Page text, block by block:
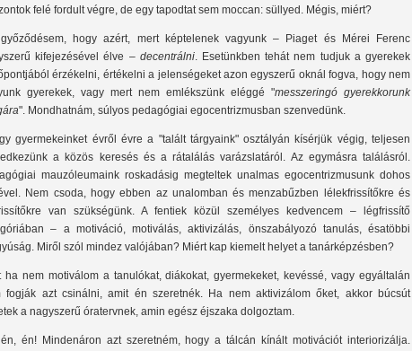
felé fordult végre, de egy tapodtat sem moccan: süllyed. Mégis, miért?
hogy azért, mert képtelenek vagyunk – Piaget és Mérei Ferenc
kifejezésével élve – decentrálni. Esetünkben tehát nem tudjuk a gyerekek
érzékelni, értékelni a jelenségeket azon egyszerű oknál fogva, hogy nem
gyerekek, vagy mert nem emlékszünk eléggé "messzeringó gyerekkorunk
". Mondhatnám, súlyos pedagógiai egocentrizmusban szenvedünk.
gyermekeinket évről évre a "talált tárgyaink" osztályán kísérjük végig, teljesen
a közös keresés és a rátalálás varázslatáról. Az egymásra találásról.
mauzóleumaink roskadásig megteltek unalmas egocentrizmusunk dohos
Nem csoda, hogy ebben az unalomban és menzabűzben lélekfrissítőkre és
van szükségünk. A fentiek közül személyes kedvencem – légfrissítő
– a motiváció, motiválás, aktivizálás, önszabályozó tanulás, ésatöbbi
Miről szól mindez valójában? Miért kap kiemelt helyet a tanárképzésben?
ha nem motiválom a tanulókat, diákokat, gyermekeket, kevéssé, vagy egyáltalán
fogják azt csinálni, amit én szeretnék. Ha nem aktivizálom őket, akkor búcsút
a nagyszerű óratervnek, amin egész éjszaka dolgoztam.
én! Mindenáron azt szeretném, hogy a tálcán kínált motivációt interiorizálja.